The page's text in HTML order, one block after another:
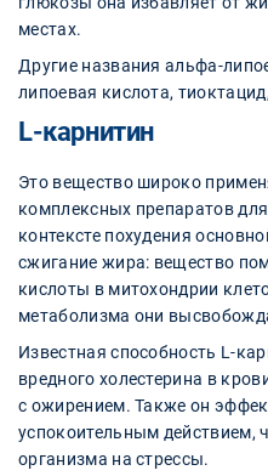
местах.
Другие названия альфа-
липоевая кислота,
L-карнитин
Это вещество широко
комплексных препаратов
контексте похудения
сжигание жира: вещество
кислоты в митохондрии
метаболизма они
Известная способность L-
вредного холестерина в
с ожирением. Также он
успокоительным действием,
организма на стрессы.